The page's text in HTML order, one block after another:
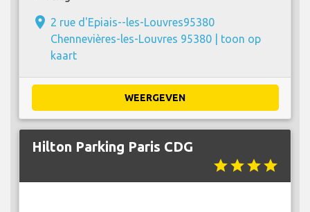
place 2 rue d'Epiais--les-Louvres95380
Chennevières-les-Louvres 95380 | toon op
kaart
WEERGEVEN
Hilton Parking Paris CDG
starstarstarstar